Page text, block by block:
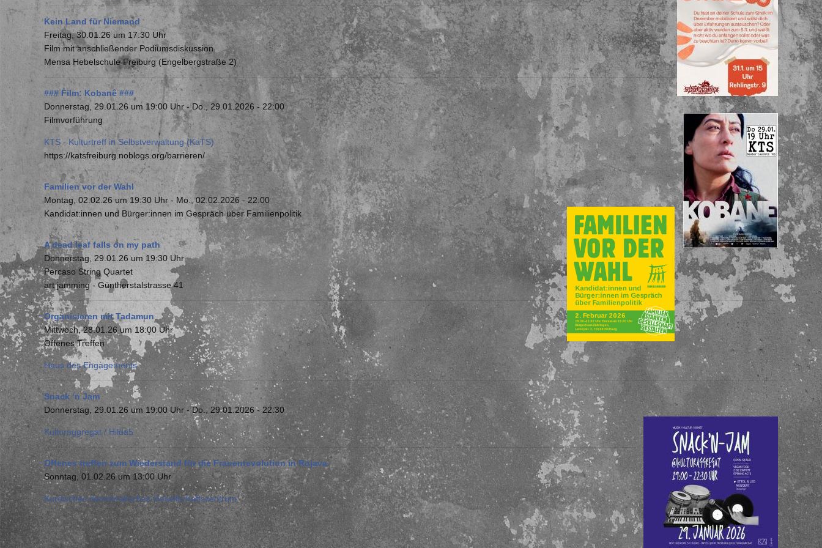
Kein Land für Niemand
Freitag, 30.01.26 um 17:30 Uhr
Film mit anschließender Podiumsdiskussion
Mensa Hebelschule Freiburg (Engelbergstraße 2)
### Film: Kobanê ###
Donnerstag, 29.01.26 um 19:00 Uhr -Do., 29.01.2026 - 22:00
Filmvorführung
KTS - Kulturtreff in Selbstverwaltung (KaTS)
https://katsfreiburg.noblogs.org/barrieren/
Familien vor der Wahl
Montag, 02.02.26 um 19:30 Uhr - Mo., 02.02.2026 - 22:00
Kandidat:innen und Bürger:innen im Gespräch über Familienpolitik
A dead leaf falls on my path
Donnerstag, 29.01.26 um 19:30 Uhr
Percaso String Quartet
art jamming - Güntherstalstrasse 41
Organisieren mit Tadamun
Mittwoch, 28.01.26 um 18:00 Uhr
Offenes Treffen
Haus des Engagements
Snack ‘n Jam
Donnerstag, 29.01.26 um 19:00 Uhr -Do., 29.01.2026 - 22:30
Kulturaggregat / Hilda5
Offenes treffen zum Wiederstand für die Frauenrevolution in Rojava
Sonntag, 01.02.26 um 13:00 Uhr
Kurdisches demokratisches Gesellschaftszentrum
Seitennummerierung